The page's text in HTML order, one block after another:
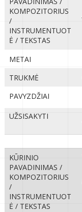
KOMPOZITORIUS
/
INSTRUMENTUOT
Ė / TEKSTAS
METAI
TRUKMĖ
PAVYZDŽIAI
UŽSISAKYTI
KŪRINIO
PAVADINIMAS /
KOMPOZITORIUS
/
INSTRUMENTUOT
Ė / TEKSTAS